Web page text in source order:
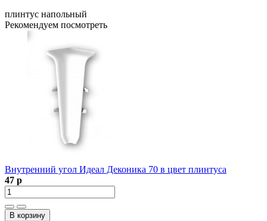
плинтус напольный
Рекомендуем посмотреть
Внутренний угол Идеал Деконика 70 в цвет плинтуса
47 р
В корзину